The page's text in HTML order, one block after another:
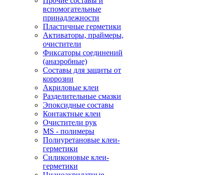
вспомогательные
принадлежности
Пластичные герметики
Активаторы, праймеры,
очистители
Фиксаторы соединений
(анаэробные)
Составы для защиты от
коррозии
Акриловые клеи
Разделительные смазки
Эпоксидные составы
Контактные клеи
Очистители рук
MS - полимеры
Полиуретановые клеи-
герметики
Силиконовые клеи-
герметики